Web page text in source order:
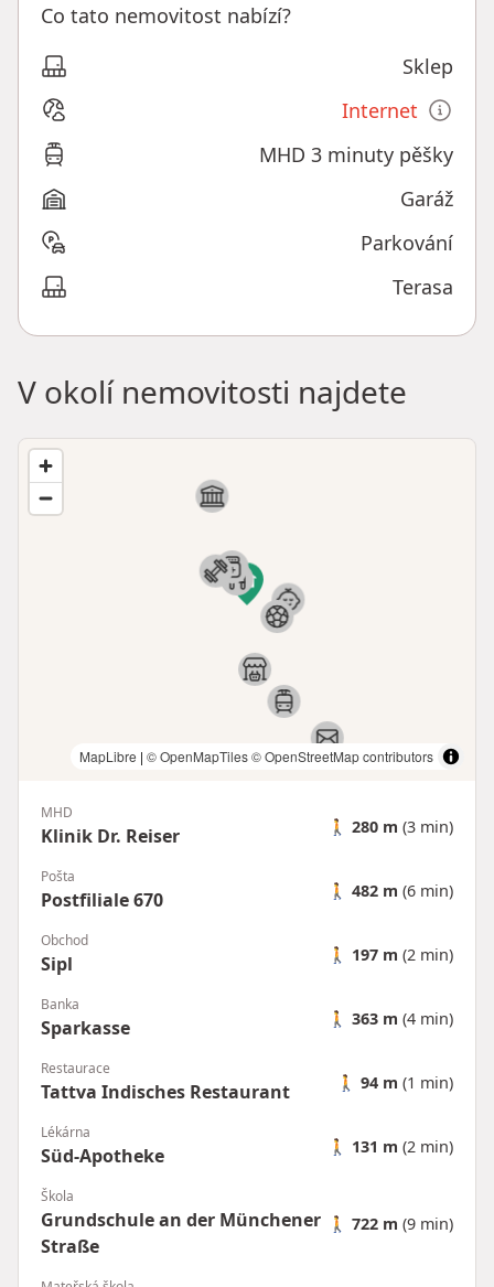
Co tato nemovitost nabízí?
Sklep
Internet
MHD 3 minuty pěšky
Garáž
Parkování
Terasa
V okolí nemovitosti najdete
MapLibre | © OpenMapTiles© OpenStreetMap contributors
MHD
Klinik Dr. Reiser 🚶 280 m (3 min)
Pošta
Postfiliale 670 🚶 482 m (6 min)
Obchod
Sipl 🚶 197 m (2 min)
Banka
Sparkasse 🚶 363 m (4 min)
Restaurace
Tattva Indisches Restaurant 🚶 94 m (1 min)
Lékárna
Süd-Apotheke 🚶 131 m (2 min)
Škola
Grundschule an der Münchener
Straße
🚶 722 m (9 min)